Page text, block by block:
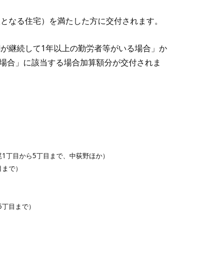
なる住宅）を満たした方に交付されます。
継続して1年以上の勤労者等がいる場合」か
合」に該当する場合加算額分が交付されま
目から5丁目まで、中荻野ほか）
で）
目まで）